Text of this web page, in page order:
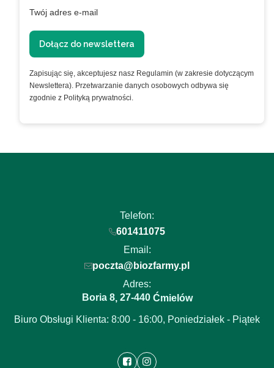
Twój adres e-mail
Dołącz do newslettera
Zapisując się, akceptujesz nasz Regulamin (w zakresie dotyczącym
Newslettera). Przetwarzanie danych osobowych odbywa się
zgodnie z Polityką prywatności.
Telefon:
601411075
Email:
poczta@biozfarmy.pl
Adres:
Boria 8, 27-440Ćmielów
Biuro Obsługi Klienta: 8:00 - 16:00, Poniedziałek - Piątek